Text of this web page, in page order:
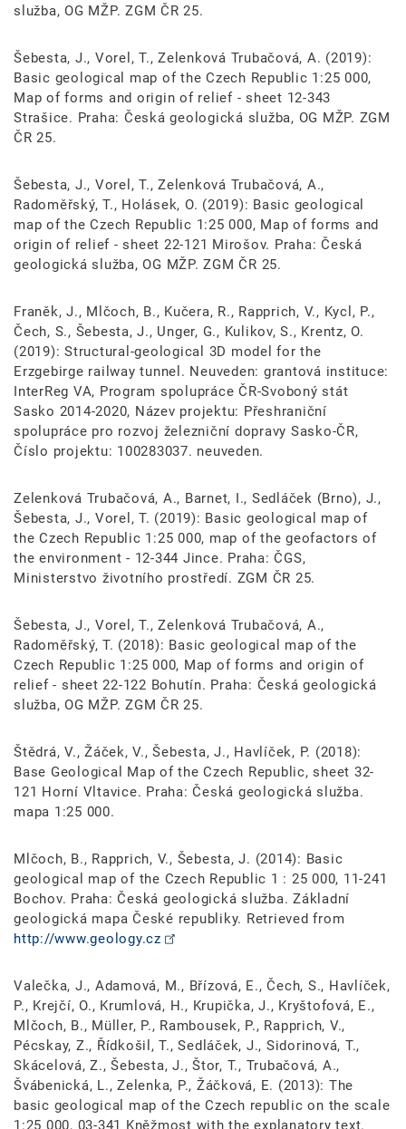
služba, OG MŽP. ZGM ČR 25.
Šebesta, J., Vorel, T., Zelenková Trubačová, A. (2019):
Basic geological map of the Czech Republic 1:25 000,
Map of forms and origin of relief - sheet 12-343
Strašice. Praha: Česká geologická služba, OG MŽP. ZGM
ČR 25.
Šebesta, J., Vorel, T., Zelenková Trubačová, A.,
Radoměřský, T., Holásek, O. (2019): Basic geological
map of the Czech Republic 1:25 000, Map of forms and
origin of relief - sheet 22-121 Mirošov. Praha: Česká
geologická služba, OG MŽP. ZGM ČR 25.
Franěk, J., Mlčoch, B., Kučera, R., Rapprich, V., Kycl, P.,
Čech, S., Šebesta, J., Unger, G., Kulikov, S., Krentz, O.
(2019): Structural-geological 3D model for the
Erzgebirge railway tunnel. Neuveden: grantová instituce:
InterReg VA, Program spolupráce ČR-Svoboný stát
Sasko 2014-2020, Název projektu: Přeshraniční
spolupráce pro rozvoj železniční dopravy Sasko-ČR,
Číslo projektu: 100283037. neuveden.
Zelenková Trubačová, A., Barnet, I., Sedláček (Brno), J.,
Šebesta, J., Vorel, T. (2019): Basic geological map of
the Czech Republic 1:25 000, map of the geofactors of
the environment - 12-344 Jince. Praha: ČGS,
Ministerstvo životního prostředí. ZGM ČR 25.
Šebesta, J., Vorel, T., Zelenková Trubačová, A.,
Radoměřský, T. (2018): Basic geological map of the
Czech Republic 1:25 000, Map of forms and origin of
relief - sheet 22-122 Bohutín. Praha: Česká geologická
služba, OG MŽP. ZGM ČR 25.
Štědrá, V., Žáček, V., Šebesta, J., Havlíček, P. (2018):
Base Geological Map of the Czech Republic, sheet 32-
121 Horní Vltavice. Praha: Česká geologická služba.
mapa 1:25 000.
Mlčoch, B., Rapprich, V., Šebesta, J. (2014): Basic
geological map of the Czech Republic 1 : 25 000, 11-241
Bochov. Praha: Česká geologická služba. Základní
geologická mapa České republiky. Retrieved from
http://www.geology.cz
Valečka, J., Adamová, M., Břízová, E., Čech, S., Havlíček,
P., Krejčí, O., Krumlová, H., Krupička, J., Kryštofová, E.,
Mlčoch, B., Müller, P., Rambousek, P., Rapprich, V.,
Pécskay, Z., Řídkošil, T., Sedláček, J., Sidorinová, T.,
Skácelová, Z., Šebesta, J., Štor, T., Trubačová, A.,
Švábenická, L., Zelenka, P., Žáčková, E. (2013): The
basic geological map of the Czech republic on the scale
1:25 000, 03-341 Kněžmost with the explanatory text.